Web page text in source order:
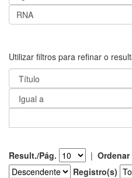
Utilizar filtros para refinar o
Result./Pág. |
Registro(s)